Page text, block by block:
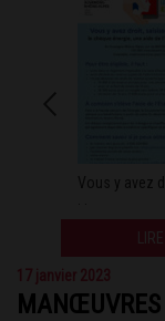
Vous y avez
17 janvier 2023